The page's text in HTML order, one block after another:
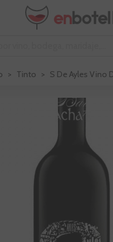
> Tinto > S De Ayles Vino